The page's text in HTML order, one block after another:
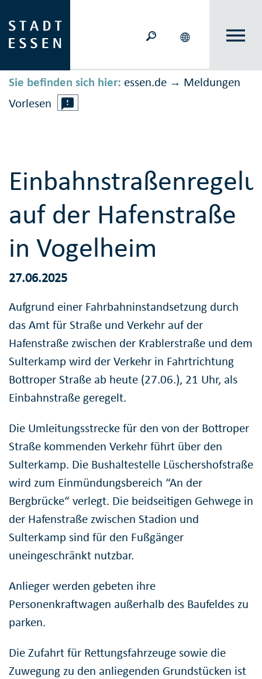
Sie befinden sich hier: essen.de → Meldungen
Vorlesen
auf der Hafenstraße
in Vogelheim
27.06.2025
Aufgrund einer Fahrbahninstandsetzung durch
das Amt für Straße und Verkehr auf der
Hafenstraße zwischen der Krablerstraße und dem
Sulterkamp wird der Verkehr in Fahrtrichtung
Bottroper Straße ab heute (27.06.), 21 Uhr, als
Einbahnstraße geregelt.
Die Umleitungsstrecke für den von der Bottroper
Straße kommenden Verkehr führt über den
Sulterkamp. Die Bushaltestelle Lüschershofstraße
wird zum Einmündungsbereich “An der
Bergbrücke“ verlegt. Die beidseitigen Gehwege in
der Hafenstraße zwischen Stadion und
Sulterkamp sind für den Fußgänger
uneingeschränkt nutzbar.
Anlieger werden gebeten ihre
Personenkraftwagen außerhalb des Baufeldes zu
parken.
Die Zufahrt für Rettungsfahrzeuge sowie die
Zuwegung zu den anliegenden Grundstücken ist